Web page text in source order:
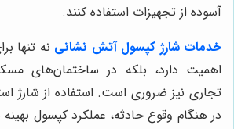
آسوده از تجهیزات استفاده کنند.
خدمات شارژ کپسول آتش نشانی نه تنها
اهمیت دارد، بلکه در ساختمان‌های
تجاری نیز ضروری است. استفاده از شارژ
در هنگام وقوع حادثه، عملکرد کپسول